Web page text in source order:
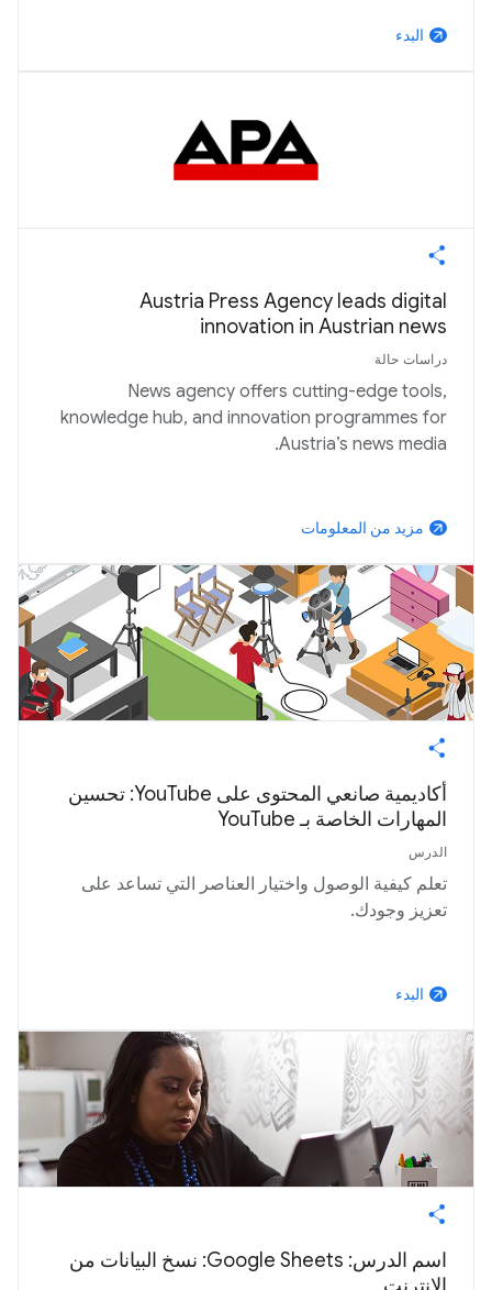
arrow_outward البدء
Austria Press Agency leads digital
innovation in Austrian news
دراسات حالة
News agency offers cutting-edge tools,
knowledge hub, and innovation programmes for
Austria’s news media.
arrow_outward مزيد من المعلومات
أكاديمية صانعي المحتوى على YouTube: تحسين
المهارات الخاصة بـ YouTube
الدرس
تعلم كيفية الوصول واختيار العناصر التي تساعد على
تعزيز وجودك.
arrow_outward البدء
اسم الدرس: Google Sheets: نسخ البيانات من